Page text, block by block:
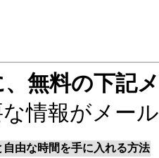
無料の下記
な情報がメー
由な時間を手に入れる方法